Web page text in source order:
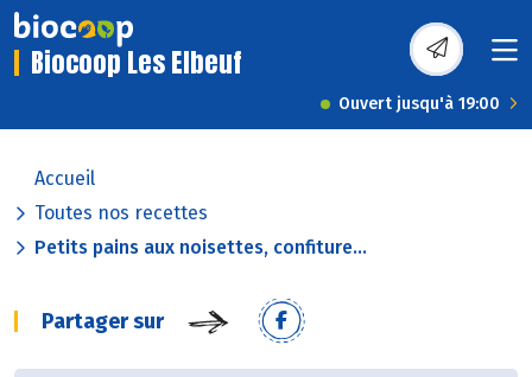
Biocoop Les Elbeuf
Ouvert jusqu'à 19:00
Accueil
Toutes nos recettes
Petits pains aux noisettes, confiture...
Partager sur